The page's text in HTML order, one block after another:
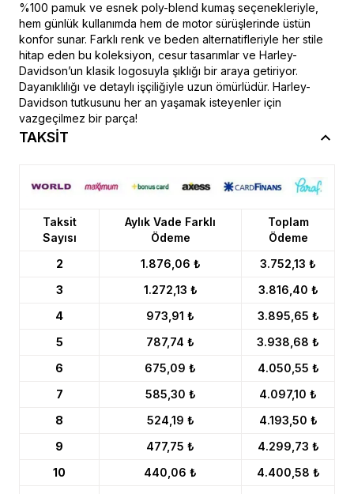
%100 pamuk ve esnek poly-blend kumaş seçenekleriyle,
hem günlük kullanımda hem de motor sürüşlerinde üstün
konfor sunar. Farklı renk ve beden alternatifleriyle her stile
hitap eden bu koleksiyon, cesur tasarımlar ve Harley-
Davidson’un klasik logosuyla şıklığı bir araya getiriyor.
Dayanıklılığı ve detaylı işçiliğiyle uzun ömürlüdür. Harley-
Davidson tutkusunu her an yaşamak isteyenler için
vazgeçilmez bir parça!
TAKSİT
Taksit
Sayısı
Aylık Vade Farklı
Ödeme
Toplam
Ödeme
2
1.876,06 ₺
3.752,13 ₺
3
1.272,13 ₺
3.816,40 ₺
4
973,91 ₺
3.895,65 ₺
5
787,74 ₺
3.938,68 ₺
6
675,09 ₺
4.050,55 ₺
7
585,30 ₺
4.097,10 ₺
8
524,19 ₺
4.193,50 ₺
9
477,75 ₺
4.299,73 ₺
10
440,06 ₺
4.400,58 ₺